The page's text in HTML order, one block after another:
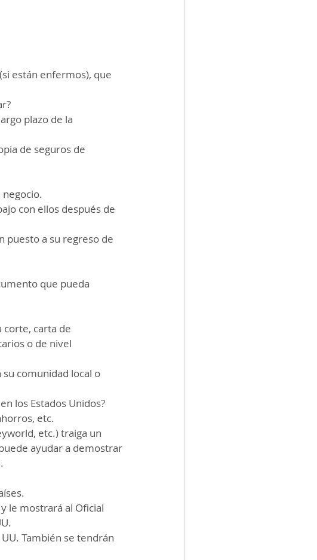
están enfermos), que
plazo de la
de seguros de
con ellos después de
puesto a su regreso de
que pueda
corte, carta de
o de nivel
comunidad local o
los Estados Unidos?
etc.
etc.) traiga un
ayudar a demostrar
le mostrará al Oficial
También se tendrán